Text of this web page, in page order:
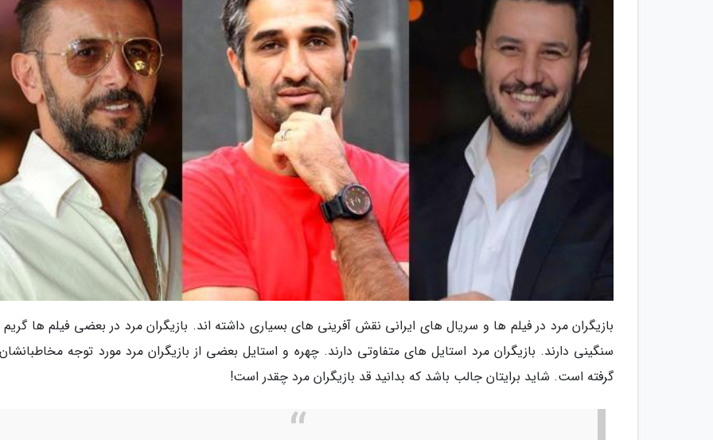
بازیگران مرد در فیلم ها و سریال های ایرانی نقش آفرینی های بسیاری داشته اند. بازیگران مرد در بعضی فیلم ها
سنگینی دارند. بازیگران مرد استایل های متفاوتی دارند. چهره و استایل بعضی از بازیگران مرد مورد توجه مخاطبانشان
گرفته است. شاید برایتان جالب باشد که بدانید قد بازیگران مرد چقدر است!